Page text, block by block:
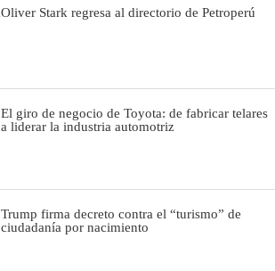
Oliver Stark regresa al directorio de Petroperú
El giro de negocio de Toyota: de fabricar telares
a liderar la industria automotriz
Trump firma decreto contra el “turismo” de
ciudadanía por nacimiento